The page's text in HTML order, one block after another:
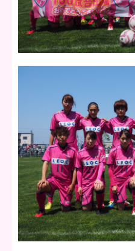
北
海
道